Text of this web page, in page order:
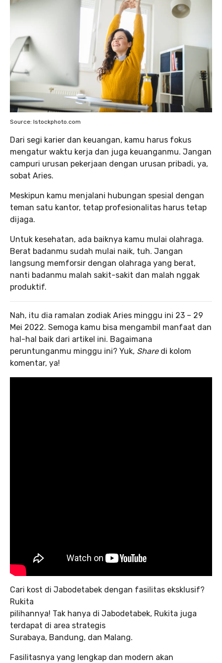
Source: Istockphoto.com
Dari segi karier dan keuangan, kamu harus fokus
mengatur waktu kerja dan juga keuanganmu. Jangan
campuri urusan pekerjaan dengan urusan pribadi, ya,
sobat Aries.
Meskipun kamu menjalani hubungan spesial dengan
teman satu kantor, tetap profesionalitas harus tetap
dijaga.
Untuk kesehatan, ada baiknya kamu mulai olahraga.
Berat badanmu sudah mulai naik, tuh. Jangan
langsung memforsir dengan olahraga yang berat,
nanti badanmu malah sakit-sakit dan malah nggak
produktif.
Nah, itu dia ramalan zodiak Aries minggu ini 23 – 29
Mei 2022. Semoga kamu bisa mengambil manfaat dan
hal-hal baik dari artikel ini. Bagaimana
peruntunganmu minggu ini? Yuk, Share di kolom
komentar, ya!
Cari kost di Jabodetabek dengan fasilitas eksklusif?
Rukita
pilihannya! Tak hanya di Jabodetabek, Rukita juga
terdapat di area strategis
Surabaya, Bandung, dan Malang.
Fasilitasnya yang lengkap dan modern akan